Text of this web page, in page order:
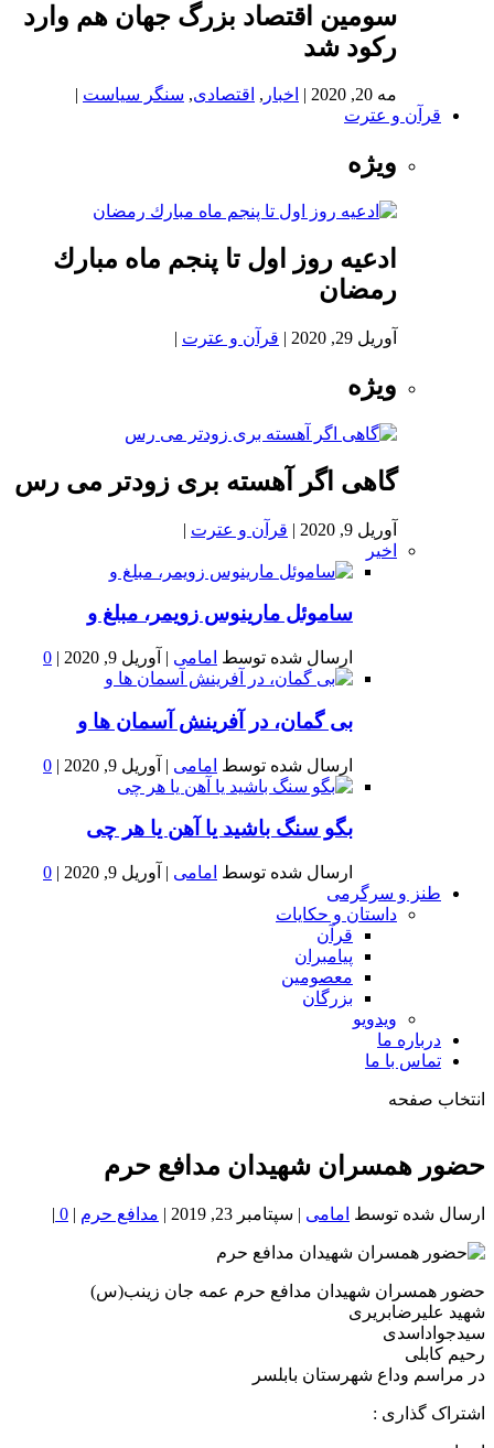
سومین اقتصاد بزرگ جهان هم وارد
رکود شد
مه 20, 2020 | اخبار , اقتصادی, سنگر سیاست |
قرآن و عترت
ویژه
ادعيه روز اول تا پنجم ماه مبارك
رمضان
آوریل 29, 2020 | قرآن و عترت |
ویژه
گاهی اگر آهسته بری زودتر می رس
آوریل 9, 2020 | قرآن و عترت |
اخیر
ساموئل مارینوس زویمر، مبلغ و
ارسال شده توسط امامی | آوریل 9, 2020 |
0
بى گمان، در آفرينش آسمان ها و
ارسال شده توسط امامی | آوریل 9, 2020 |
0
بگو سنگ باشید یا آهن یا هر چی
ارسال شده توسط امامی | آوریل 9, 2020 |
0
طنز و سرگرمی
داستان و حکایات
قرآن
پیامبران
معصومین
بزرگان
ویدویو
درباره ما
تماس با ما
انتخاب صفحه
خون
شمال
حضور همسران شهیدان مدافع حرم
ارسال شده توسط امامی | سپتامبر 23, 2019 | مدافع حرم |
0
|
حضور همسران شهیدان مدافع حرم عمه جان زینب(س)
شهید علیرضابریری
سیدجواداسدی
رحیم کابلی
در مراسم وداع شهرستان بابلسر
اشتراک گذاری :